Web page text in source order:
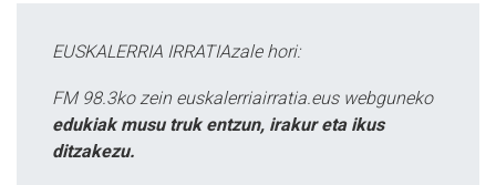
EUSKALERRIA IRRATIAzale hori:
FM 98.3ko zein euskalerriairratia.eus webguneko
edukiak musu truk entzun, irakur eta ikus
ditzakezu.